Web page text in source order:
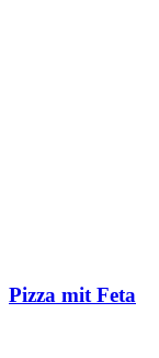
Pizza mit Feta